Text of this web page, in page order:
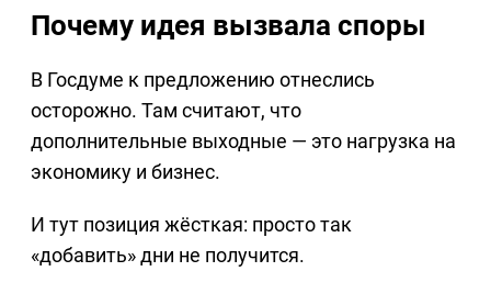
Почему идея вызвала споры
В Госдуме к предложению отнеслись
осторожно. Там считают, что
дополнительные выходные — это нагрузка на
экономику и бизнес.
И тут позиция жёсткая: просто так
«добавить» дни не получится.